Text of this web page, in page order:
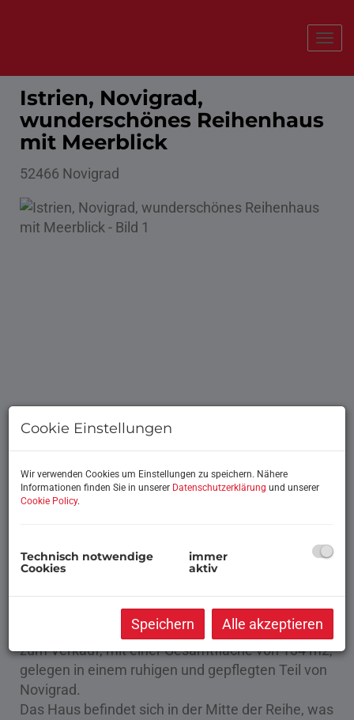
Istrien, Novigrad,
wunderschönes Reihenhaus
mit Meerblick
52466 Novigrad
Ein modernes Reihenhaus auf drei Etagen steht
zum Verkauf, mit einer Gesamtfläche von 134 m2,
gelegen in einem ruhigen und gepflegten Teil von
Novigrad.
Das Haus befindet sich in der Mitte der Reihe, was
Cookie Einstellungen
Wir verwenden Cookies um Einstellungen zu speichern. Nähere
Informationen finden Sie in unserer Datenschutzerklärung und unserer
Cookie Policy.
Technisch notwendige
Cookies
immer
aktiv
Speichern Alle akzeptieren